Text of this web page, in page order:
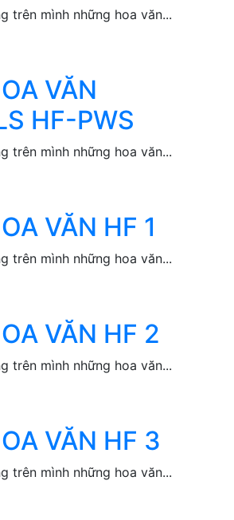
trên mình những hoa văn...
VĂN
HF-PWS
trên mình những hoa văn...
VĂN HF 1
trên mình những hoa văn...
VĂN HF 2
trên mình những hoa văn...
VĂN HF 3
trên mình những hoa văn...